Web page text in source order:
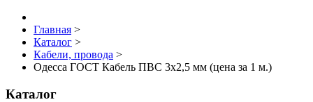
Главная >
Каталог >
Кабели, провода >
Одесса ГОСТ Кабель ПВС 3х2,5 мм (цена за 1 м.)
Каталог